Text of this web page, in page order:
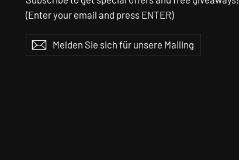
(Enter your email and press ENTER)
Melden
Sie
Abonnieren
Abonnieren